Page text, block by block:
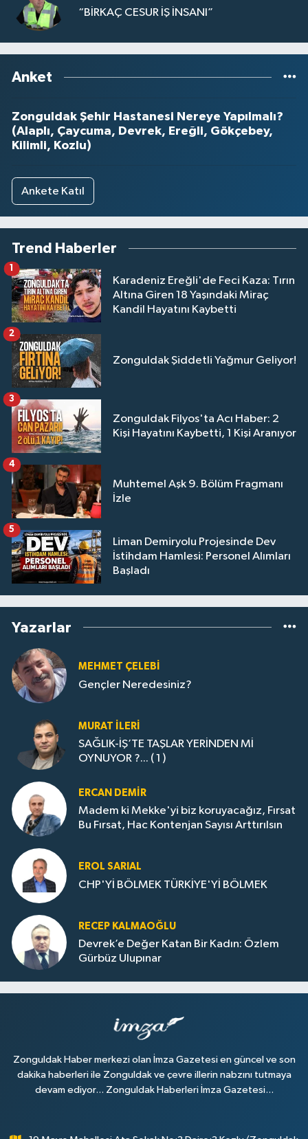
“BİRKAÇ CESUR İŞ İNSANI”
Anket
Zonguldak Şehir Hastanesi Nereye Yapılmalı?
(Alaplı, Çaycuma, Devrek, Ereğli, Gökçebey,
Kilimli, Kozlu)
Ankete Katıl
Trend Haberler
Karadeniz Ereğli'de Feci Kaza: Tırın
Altına Giren 18 Yaşındaki Miraç
Kandil Hayatını Kaybetti
1
Zonguldak Şiddetli Yağmur Geliyor!
2
Zonguldak Filyos'ta Acı Haber: 2
Kişi Hayatını Kaybetti, 1 Kişi Aranıyor
3
Muhtemel Aşk 9. Bölüm Fragmanı
İzle
4
Liman Demiryolu Projesinde Dev
İstihdam Hamlesi: Personel Alımları
Başladı
5
Yazarlar
MEHMET ÇELEBI
Gençler Neredesiniz?
MURAT İLERI
SAĞLIK-İŞ’TE TAŞLAR YERİNDEN Mİ
OYNUYOR ?... ( 1 )
ERCAN DEMIR
Madem ki Mekke'yi biz koruyacağız, Fırsat
Bu Fırsat, Hac Kontenjan Sayısı Arttırılsın
EROL SARIAL
CHP'Yİ BÖLMEK TÜRKİYE'Yİ BÖLMEK
RECEP KALMAOĞLU
Devrek’e Değer Katan Bir Kadın: Özlem
Gürbüz Ulupınar
Zonguldak Haber merkezi olan İmza Gazetesi en güncel ve son
dakika haberleri ile Zonguldak ve çevre illerin nabzını tutmaya
devam ediyor... Zonguldak Haberleri İmza Gazetesi...